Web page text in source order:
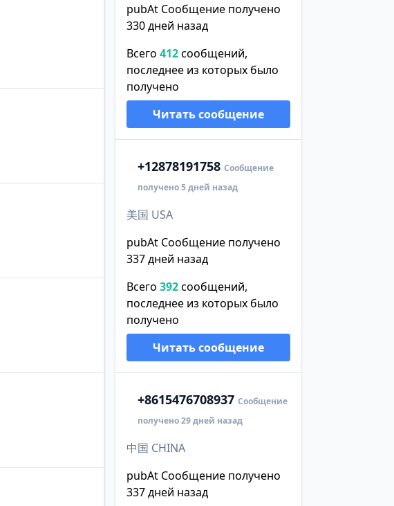
pubAt Сообщение получено
330 дней назад
Всего 412сообщений,
последнее из которых было
получено
Читать сообщение
+12878191758 Сообщение
получено 5 дней назад
美国 USA
pubAt Сообщение получено
337 дней назад
Всего 392сообщений,
последнее из которых было
получено
Читать сообщение
+8615476708937 Сообщение
получено 29 дней назад
中国 CHINA
pubAt Сообщение получено
337 дней назад